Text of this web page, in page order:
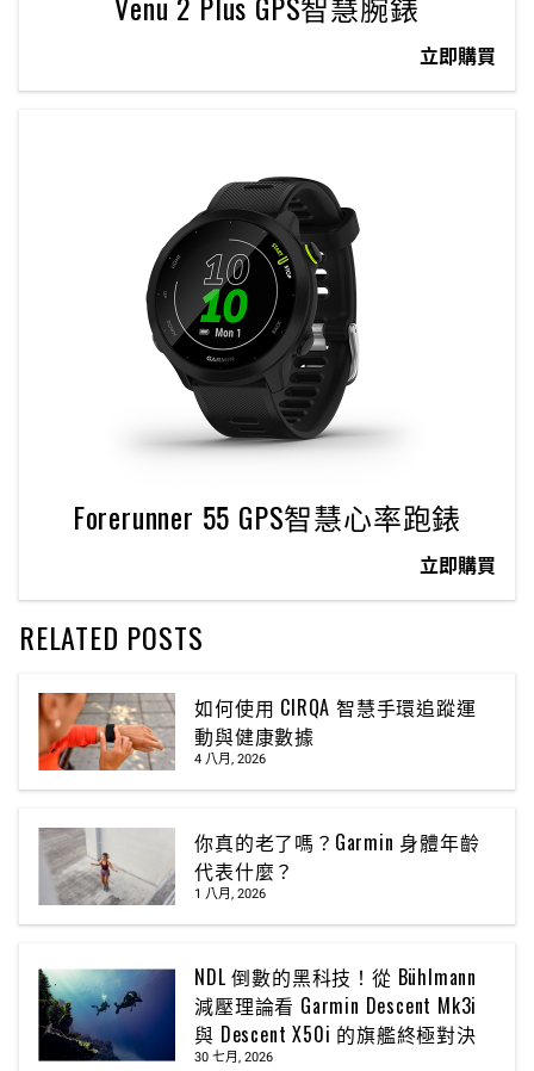
立即購買
Forerunner 55 GPS智慧心率跑錶
立即購買
RELATED POSTS
如何使用 CIRQA 智慧手環追蹤運
動與健康數據
4 八月, 2026
你真的老了嗎？Garmin 身體年齡
代表什麼？
1 八月, 2026
NDL 倒數的黑科技！從 Bühlmann
減壓理論看 Garmin Descent Mk3i
與 Descent X50i 的旗艦終極對決
30 七月, 2026